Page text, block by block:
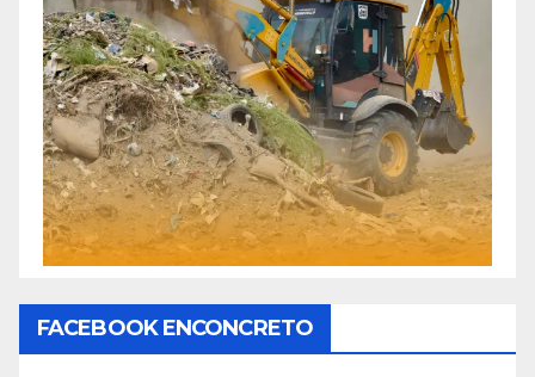
FACEBOOK ENCONCRETO